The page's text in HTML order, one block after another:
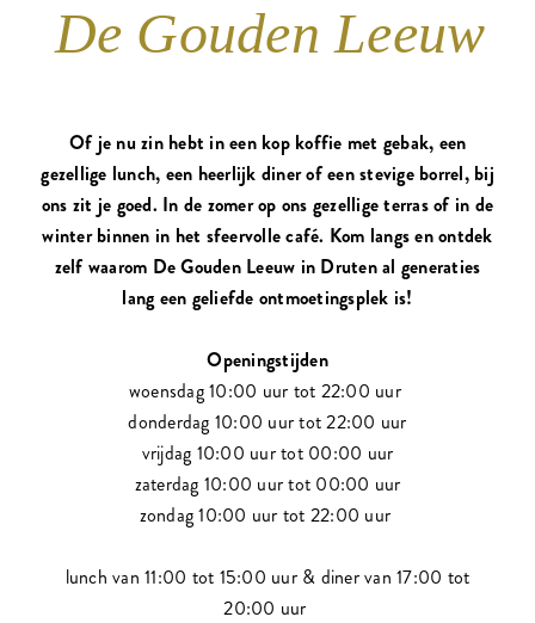
De Gouden Leeuw
Of je nu zin hebt in een kop koffie met gebak, een
gezellige lunch, een heerlijk diner of een stevige borrel, bij
ons zit je goed. In de zomer op ons gezellige terras of in de
winter binnen in het sfeervolle café. Kom langs en ontdek
zelf waarom De Gouden Leeuw in Druten al generaties
lang een geliefde ontmoetingsplek is!
Openingstijden
woensdag 10:00 uur tot 22:00 uur
donderdag 10:00 uur tot 22:00 uur
vrijdag 10:00 uur tot 00:00 uur
zaterdag 10:00 uur tot 00:00 uur
zondag 10:00 uur tot 22:00 uur
lunch van 11:00 tot 15:00 uur & diner van 17:00 tot
20:00 uur